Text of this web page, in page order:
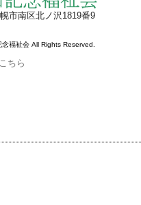
市南区北ノ沢1819番9
福祉会 All Rights Reserved.
ちら